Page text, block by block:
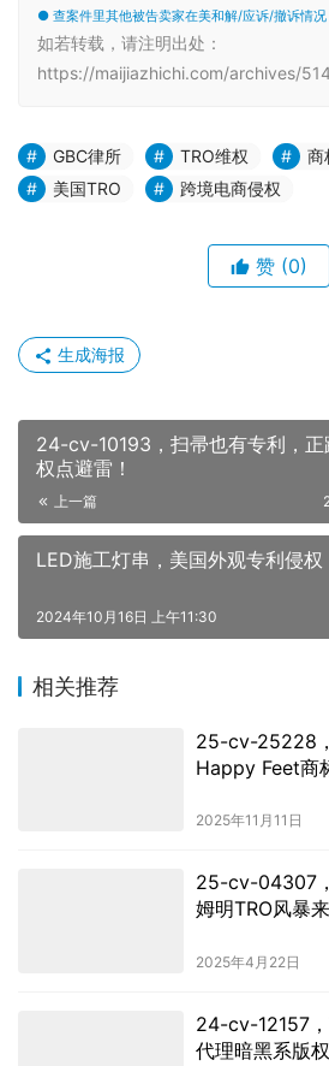
● 查案件里其他被告卖家在美和解/应诉/撤诉情况
如若转载，请注明出处：
https://maijiazhichi.com/archives/
GBC律所 TRO维权
商
美国TRO
跨境电商侵权
赞 (0)
生成海报
24-cv-10193，扫帚也有专利，正
权点避雷！
上一篇
LED施工灯串，美国外观专利侵权
2024年10月16日 上午11:30
相关推荐
25-cv-25228
Happy Feet商
2025年11月11日
25-cv-04307
姆明TRO风暴
2025年4月22日
24-cv-12157
代理暗黑系版